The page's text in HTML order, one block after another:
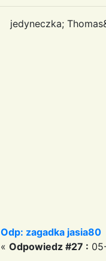
jedyneczka;
Odp: zagadka jasia80
« Odpowiedz #27 :